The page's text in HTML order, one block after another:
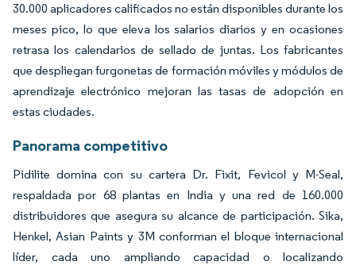
30.000 aplicadores calificados no están disponibles durante los
meses pico, lo que eleva los salarios diarios y en ocasiones
retrasa los calendarios de sellado de juntas. Los fabricantes
que despliegan furgonetas de formación móviles y módulos de
aprendizaje electrónico mejoran las tasas de adopción en
estas ciudades.
Panorama competitivo
Pidilite domina con su cartera Dr. Fixit, Fevicol y M-Seal,
respaldada por 68 plantas en India y una red de 160.000
distribuidores que asegura su alcance de participación. Sika,
Henkel, Asian Paints y 3M conforman el bloque internacional
líder, cada uno ampliando capacidad o localizando